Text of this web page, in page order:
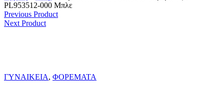
PL953512-000 Μπλε
Previous Product
Next Product
ΓΥΝΑΙΚΕΙΑ, ΦΟΡΕΜΑΤΑ